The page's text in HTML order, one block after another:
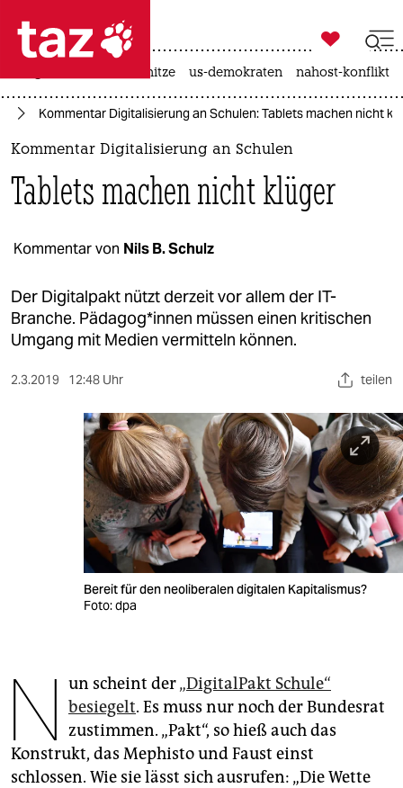
 taz zahl ich
taz zahl ich
politik
öko
gesellschaft
kultur
wahrheit
veranstaltungen
unterstützen
abo
genossenschaft

taz zahl ich
hitze us-demokraten nahost-konflikt
Kommentar Digitalisierung an Schulen: Tablets machen nicht
Kommentar Digitalisierung an Schulen
Tablets machen nicht klüger
Kommentar von Nils B. Schulz
Der Digitalpakt nützt derzeit vor allem der IT-
Branche. Pädagog*innen müssen einen kritischen
Umgang mit Medien vermitteln können.
2.3.2019 12:48 Uhr teilen
Bereit für den neoliberalen digitalen Kapitalismus?
Foto: dpa
N un scheint der„DigitalPakt Schule“
besiegelt. Es muss nur noch der Bundesrat
zustimmen. „Pakt“, so hieß auch das
Konstrukt, das Mephisto und Faust einst
schlossen. Wie sie lässt sich ausrufen: „Die Wette